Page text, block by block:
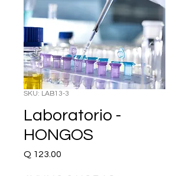
SKU: LAB13-3
Laboratorio -
HONGOS
Q 123.00